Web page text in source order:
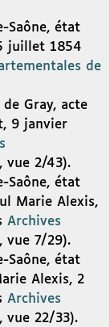
Saône, état
juillet 1854
de
Gray, acte
9 janvier
, vue 2/43).
Saône, état
Marie Alexis,
Archives
, vue 7/29).
Saône, état
Alexis, 2
Archives
, vue 22/33).